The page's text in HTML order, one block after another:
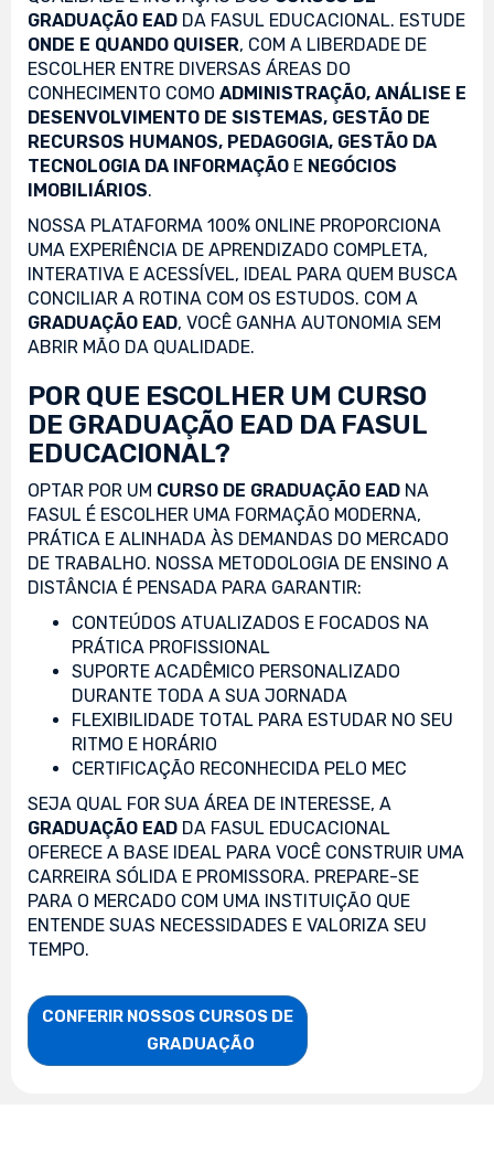
GRADUAÇÃO EAD DA FASUL EDUCACIONAL. ESTUDE
ONDE E QUANDO QUISER, COM A LIBERDADE DE
ESCOLHER ENTRE DIVERSAS ÁREAS DO
CONHECIMENTO COMO ADMINISTRAÇÃO, ANÁLISE E
DESENVOLVIMENTO DE SISTEMAS, GESTÃO DE
RECURSOS HUMANOS, PEDAGOGIA, GESTÃO DA
TECNOLOGIA DA INFORMAÇÃO E NEGÓCIOS
IMOBILIÁRIOS.
NOSSA PLATAFORMA 100% ONLINE PROPORCIONA
UMA EXPERIÊNCIA DE APRENDIZADO COMPLETA,
INTERATIVA E ACESSÍVEL, IDEAL PARA QUEM BUSCA
CONCILIAR A ROTINA COM OS ESTUDOS. COM A
GRADUAÇÃO EAD, VOCÊ GANHA AUTONOMIA SEM
ABRIR MÃO DA QUALIDADE.
POR QUE ESCOLHER UM CURSO
DE GRADUAÇÃO EAD DA FASUL
EDUCACIONAL?
OPTAR POR UM CURSO DE GRADUAÇÃO EAD NA
FASUL É ESCOLHER UMA FORMAÇÃO MODERNA,
PRÁTICA E ALINHADA ÀS DEMANDAS DO MERCADO
DE TRABALHO. NOSSA METODOLOGIA DE ENSINO A
DISTÂNCIA É PENSADA PARA GARANTIR:
CONTEÚDOS ATUALIZADOS E FOCADOS NA
PRÁTICA PROFISSIONAL
SUPORTE ACADÊMICO PERSONALIZADO
DURANTE TODA A SUA JORNADA
FLEXIBILIDADE TOTAL PARA ESTUDAR NO SEU
RITMO E HORÁRIO
CERTIFICAÇÃO RECONHECIDA PELO MEC
SEJA QUAL FOR SUA ÁREA DE INTERESSE, A
GRADUAÇÃO EAD DA FASUL EDUCACIONAL
OFERECE A BASE IDEAL PARA VOCÊ CONSTRUIR UMA
CARREIRA SÓLIDA E PROMISSORA. PREPARE-SE
PARA O MERCADO COM UMA INSTITUIÇÃO QUE
ENTENDE SUAS NECESSIDADES E VALORIZA SEU
TEMPO.
CONFERIR NOSSOS CURSOS DE
                    GRADUAÇÃO